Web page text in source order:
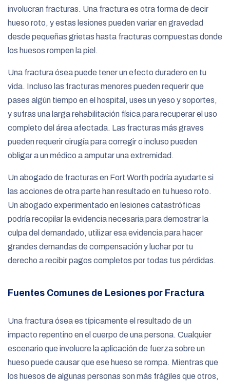
involucran fracturas. Una fractura es otra forma de decir
hueso roto, y estas lesiones pueden variar en gravedad
desde pequeñas grietas hasta fracturas compuestas donde
los huesos rompen la piel.
Una fractura ósea puede tener un efecto duradero en tu
vida. Incluso las fracturas menores pueden requerir que
pases algún tiempo en el hospital, uses un yeso y soportes,
y sufras una larga rehabilitación física para recuperar el uso
completo del área afectada. Las fracturas más graves
pueden requerir cirugía para corregir o incluso pueden
obligar a un médico a amputar una extremidad.
Un abogado de fracturas en Fort Worth podría ayudarte si
las acciones de otra parte han resultado en tu hueso roto.
Un abogado experimentado en lesiones catastróficas
podría recopilar la evidencia necesaria para demostrar la
culpa del demandado, utilizar esa evidencia para hacer
grandes demandas de compensación y luchar por tu
derecho a recibir pagos completos por todas tus pérdidas.
Fuentes Comunes de Lesiones por Fractura
Una fractura ósea es típicamente el resultado de un
impacto repentino en el cuerpo de una persona. Cualquier
escenario que involucre la aplicación de fuerza sobre un
hueso puede causar que ese hueso se rompa. Mientras que
los huesos de algunas personas son más frágiles que otros,